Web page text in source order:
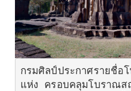
กรมศิลป์ประกาศรายชื่อ
แห่ง ครอบคลุมโบราณส